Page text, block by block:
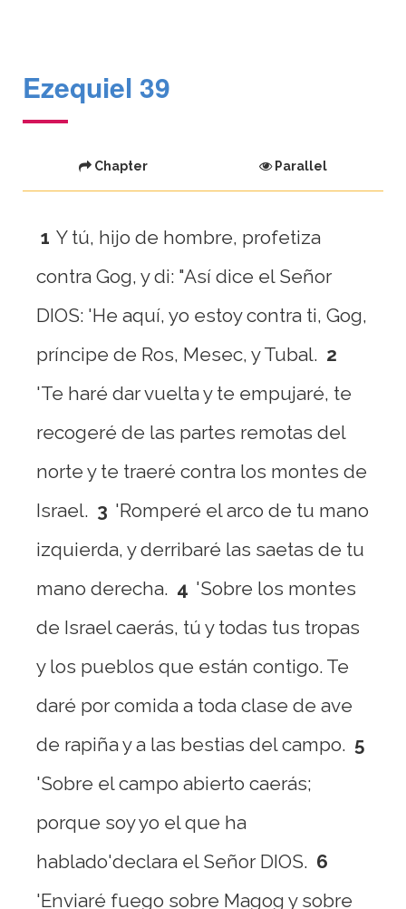
Ezequiel 39
Chapter Parallel
1 Y tú, hijo de hombre, profetiza
contra Gog, y di: "Así dice el Señor
DIOS: 'He aquí, yo estoy contra ti, Gog,
príncipe de Ros, Mesec, y Tubal. 2
'Te haré dar vuelta y te empujaré, te
recogeré de las partes remotas del
norte y te traeré contra los montes de
Israel. 3 'Romperé el arco de tu mano
izquierda, y derribaré las saetas de tu
mano derecha. 4 'Sobre los montes
de Israel caerás, tú y todas tus tropas
y los pueblos que están contigo. Te
daré por comida a toda clase de ave
de rapiña y a las bestias del campo. 5
'Sobre el campo abierto caerás;
porque soy yo el que ha
hablado'declara el Señor DIOS. 6
'Enviaré fuego sobre Magog y sobre